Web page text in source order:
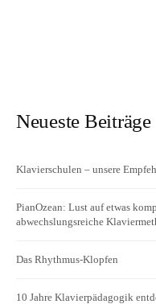
Neueste Beiträge
Klavierschulen – unsere
PianOzean: Lust auf etwas
abwechslungsreiche
Das Rhythmus-Klopfen
10 Jahre Klavierpädagogik